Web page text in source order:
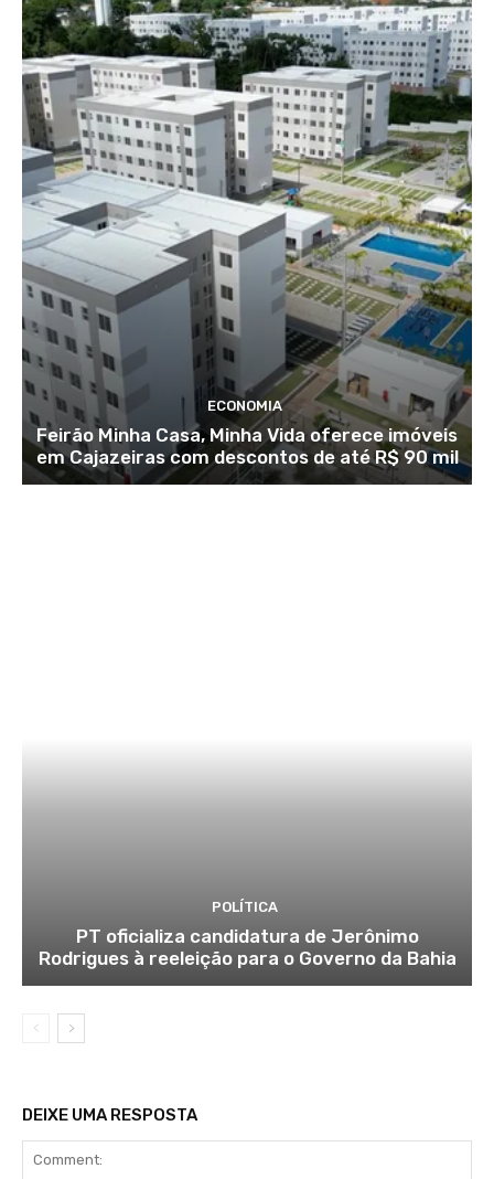
ECONOMIA
Feirão Minha Casa, Minha Vida oferece imóveis
em Cajazeiras com descontos de até R$ 90 mil
POLÍTICA
PT oficializa candidatura de Jerônimo
Rodrigues à reeleição para o Governo da Bahia
DEIXE UMA RESPOSTA